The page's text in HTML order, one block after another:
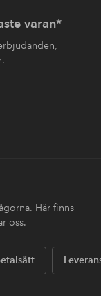
varan*
Här finns
oss.